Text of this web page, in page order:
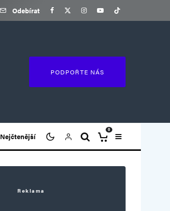
Odebírat
PODPOŘTE NÁS
Nejčtenější
0
Reklama